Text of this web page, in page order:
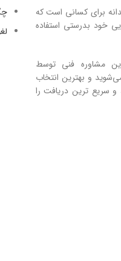
برای کسانی است که
خود بدرستی استفاده
مشاوره فنی توسط
و بهترین انتخاب
و سریع ترین دریافت را